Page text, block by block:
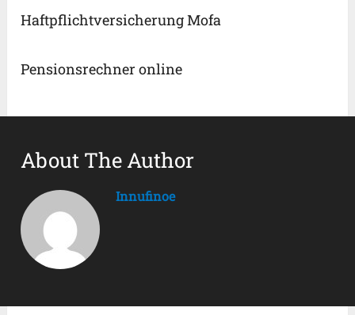
Haftpflichtversicherung Mofa
Pensionsrechner online
About The Author
Innufinoe